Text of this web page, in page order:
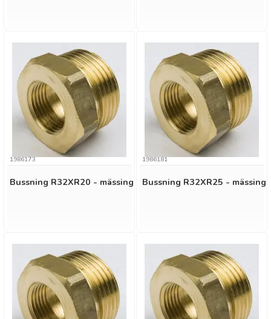
Bussning R32XR20 - mässing
1986173
Bussning R32XR25 - mässing
1986181